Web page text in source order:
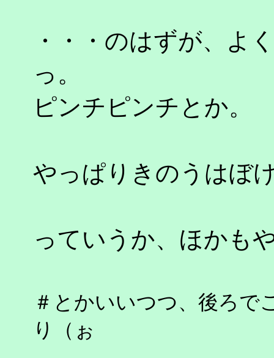
・・・のはずが、よ
っ。
ピンチピンチとか。
やっぱりきのうはぼ
っていうか、ほかも
＃とかいいつつ、後ろで
り（ぉ